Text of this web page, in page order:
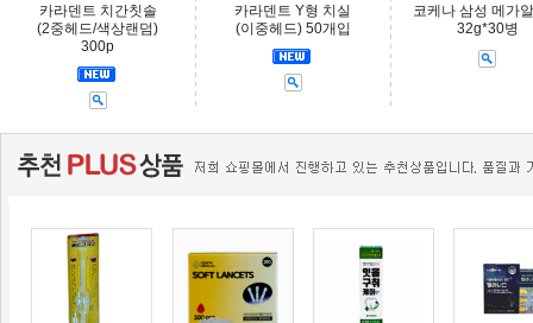
카라덴트 치간칫솔
(2중헤드/색상랜덤)
300p
카라덴트 Y형 치실
(이중헤드) 50개입
코케나 삼성 메가
32g*30병